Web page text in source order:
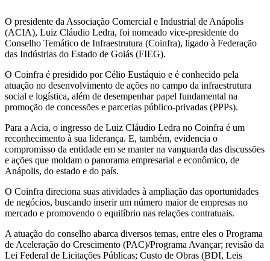
O presidente da Associação Comercial e Industrial de Anápolis
(ACIA), Luiz Cláudio Ledra, foi nomeado vice-presidente do
Conselho Temático de Infraestrutura (Coinfra), ligado à Federação
das Indústrias do Estado de Goiás (FIEG).
O Coinfra é presidido por Célio Eustáquio e é conhecido pela
atuação no desenvolvimento de ações no campo da infraestrutura
social e logística, além de desempenhar papel fundamental na
promoção de concessões e parcerias público-privadas (PPPs).
Para a Acia, o ingresso de Luiz Cláudio Ledra no Coinfra é um
reconhecimento à sua liderança. E, também, evidencia o
compromisso da entidade em se manter na vanguarda das discussões
e ações que moldam o panorama empresarial e econômico, de
Anápolis, do estado e do país.
O Coinfra direciona suas atividades à ampliação das oportunidades
de negócios, buscando inserir um número maior de empresas no
mercado e promovendo o equilíbrio nas relações contratuais.
A atuação do conselho abarca diversos temas, entre eles o Programa
de Aceleração do Crescimento (PAC)/Programa Avançar; revisão da
Lei Federal de Licitações Públicas; Custo de Obras (BDI, Leis